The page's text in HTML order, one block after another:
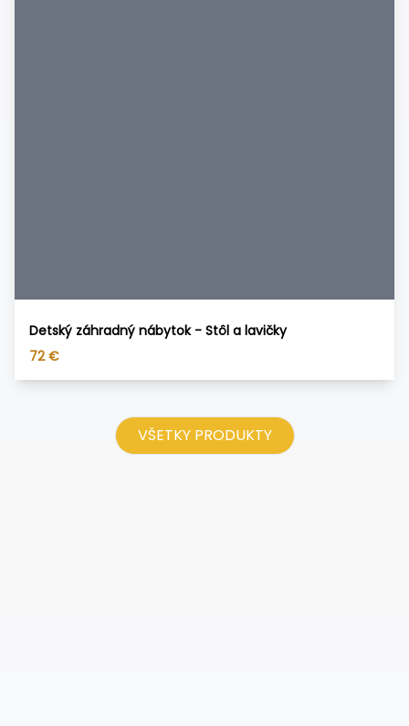
Detský záhradný nábytok - Stôl a lavičky
72 €
VŠETKY PRODUKTY